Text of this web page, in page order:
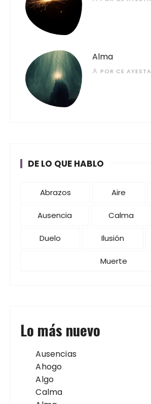
Alma
POR CE AYESTA
DE LO QUE HABLO
Abrazos Aire
Ausencia Calma
Duelo Ilusión
Muerte
Lo más nuevo
Ausencias
Ahogo
Algo
Calma